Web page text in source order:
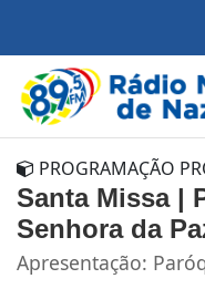
PROGRAMAÇÃO
Santa Missa |
Senhora da
Apresentação: